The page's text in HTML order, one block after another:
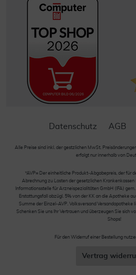
Datenschutz AGB
Alle Preise sind inkl. der gestzlichen MwSt.
erfolgt nur innerhalb von
*AVP= Der einheitliche Produkt-Abgabepreis, der für
Abrechnung zu Lasten der gesetzlichen
Informationsstelle für Arzneispezialitäten GmbH (IFA)
Erstattungsfall abzügl. 5% von der KK an die Apotheke
Summe der Einzel-AVP. Volksversand Versandapotheke
Schenken Sie uns Ihr Vertrauen und überzeugen Sie sich
Shops!
Für den Widerruf einer Bestellung
Vertrag